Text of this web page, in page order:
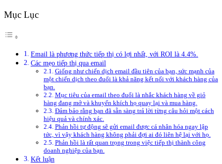
Mục Lục
Email là phương thức tiếp thị có lợi nhất, với ROI là 4.4%.
Các mẹo tiếp thị qua email
Giống như chiến dịch email đầu tiên của bạn, sức mạnh của
một chiến dịch theo đuổi là khả năng kết nối với khách hàng của
bạn.
Mục tiêu của email theo đuổi là nhắc khách hàng về giỏ
hàng đang mở và khuyến khích họ quay lại và mua hàng.
Đảm bảo rằng bạn đã sẵn sàng trả lời từng câu hỏi một cách
hiệu quả và chính xác.
Phản hồi tự động sẽ gửi email được cá nhân hóa ngay lập
tức, vì vậy khách hàng không phải đợi ai đó liên hệ lại với họ.
Phản hồi là rất quan trọng trong việc tiếp thị thành công
doanh nghiệp của bạn.
Kết luận